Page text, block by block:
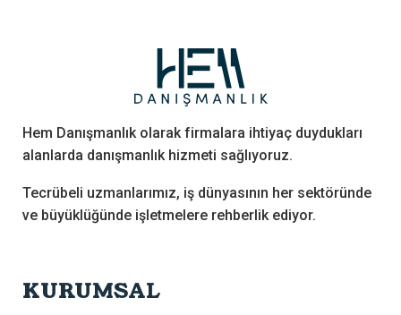
Hem Danışmanlık olarak firmalara ihtiyaç duydukları
alanlarda danışmanlık hizmeti sağlıyoruz.
Tecrübeli uzmanlarımız, iş dünyasının her sektöründe
ve büyüklüğünde işletmelere rehberlik ediyor.
KURUMSAL